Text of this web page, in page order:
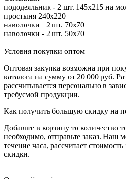
пододеяльник - 2 шт. 145х215 на
простыня 240х220
наволочки - 2 шт. 70х70
наволочки - 2 шт. 50х70
Условия покупки оптом
Оптовая закупка возможна при
каталога на сумму от 20 000 руб.
рассчитывается персонально в
требуемой продукции.
Как получить большую скидку на
Добавьте в корзину то количество
необходимо, отправьте заказ. Наш
течение часа, рассчитает
скидки.